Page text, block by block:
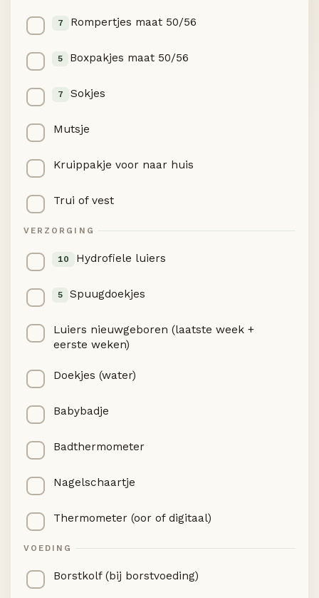
7 Rompertjes maat 50/56
5 Boxpakjes maat 50/56
7 Sokjes
Mutsje
Kruippakje voor naar huis
Trui of vest
VERZORGING
10 Hydrofiele luiers
5 Spuugdoekjes
Luiers nieuwgeboren (laatste week +
eerste weken)
Doekjes (water)
Babybadje
Badthermometer
Nagelschaartje
Thermometer (oor of digitaal)
VOEDING
Borstkolf (bij borstvoeding)